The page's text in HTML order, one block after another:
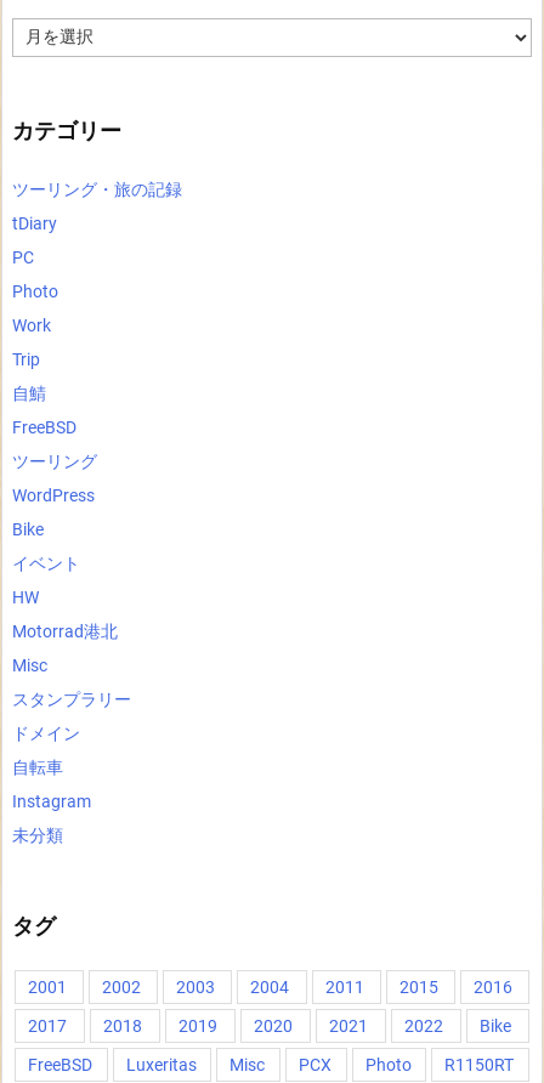
ー
カテゴリー
ツーリング・旅の記録
tDiary
PC
Photo
Work
Trip
自鯖
FreeBSD
ツーリング
WordPress
Bike
イベント
HW
Motorrad港北
Misc
スタンプラリー
ドメイン
自転車
Instagram
未分類
タグ
2001 2002 2003 2004 2011 2015
2016
2017
2018 2019 2020 2021 2022
Bike
FreeBSD
Luxeritas Misc PCX Photo R1150RT